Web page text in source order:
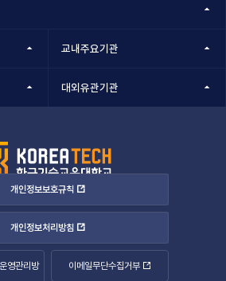
교내주요기관
대외유관기관
개인정보보호규칙
개인정보처리방침
영관리방
이메일무단수집거부